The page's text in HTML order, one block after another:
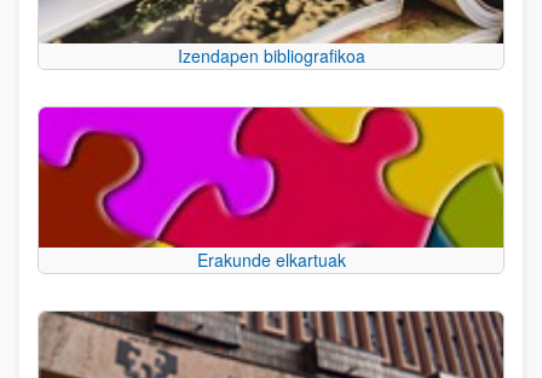
Izendapen bibliografikoa
Erakunde elkartuak